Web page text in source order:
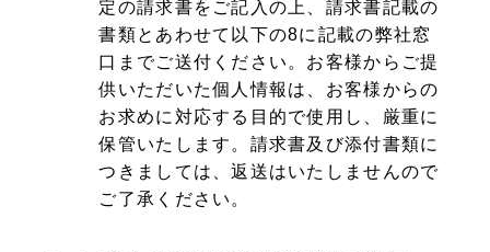
定の請求書をご記入の上、請求書記載の
書類とあわせて以下の8に記載の弊社窓
口までご送付ください。お客様からご提
供いただいた個人情報は、お客様からの
お求めに対応する目的で使用し、厳重に
保管いたします。請求書及び添付書類に
つきましては、返送はいたしませんので
ご了承ください。